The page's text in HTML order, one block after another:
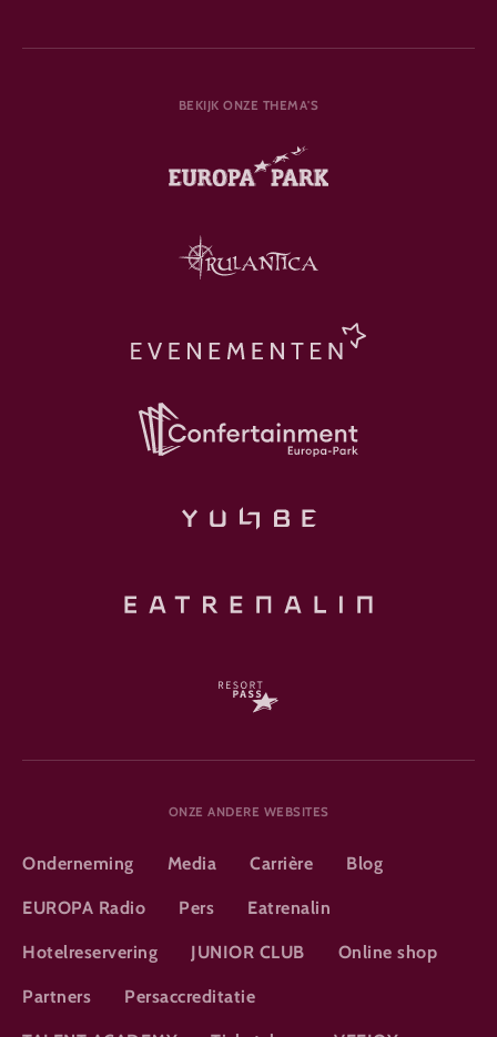
BEKIJK ONZE THEMA'S
ONZE ANDERE WEBSITES
Onderneming Media Carrière Blog
EUROPA Radio Pers Eatrenalin
Hotelreservering JUNIOR CLUB Online shop
Partners Persaccreditatie